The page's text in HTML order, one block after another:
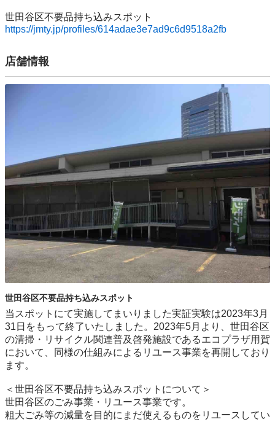
https://jmty.jp/profiles/614adae3e7ad9c6d9518a2fb
店舗情報
世田谷区不要品持ち込みスポット
当スポットにて実施してまいりました実証実験は2023年3月
31日をもって終了いたしました。2023年5月より、世田谷区
の清掃・リサイクル関連普及啓発施設であるエコプラザ用賀
において、同様の仕組みによるリユース事業を再開しており
ます。
＜世田谷区不要品持ち込みスポットについて＞
世⽥⾕区のごみ事業・リユース事業です。
粗⼤ごみ等の減量を⽬的にまだ使えるものをリユースしてい